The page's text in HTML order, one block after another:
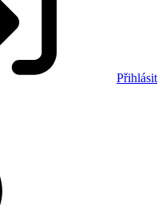
Přihlásit